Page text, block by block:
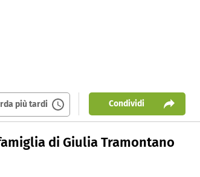
più tardi Condividi
di Giulia Tramontano